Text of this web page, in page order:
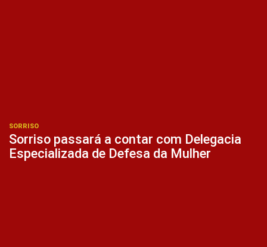
SORRISO
Sorriso passará a contar com Delegacia
Especializada de Defesa da Mulher